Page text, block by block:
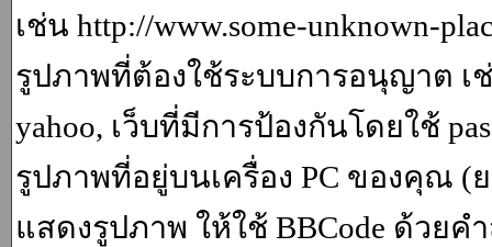
เช่น http://www.some-unknown-
รูปภาพที่ต้องใช้ระบบการอนุญาต เ
yahoo, เว็บที่มีการป้องกันโดยใช้
รูปภาพที่อยู่บนเครื่อง PC ของคุณ (
แสดงรูปภาพ ให้ใช้ BBCode ด้วย